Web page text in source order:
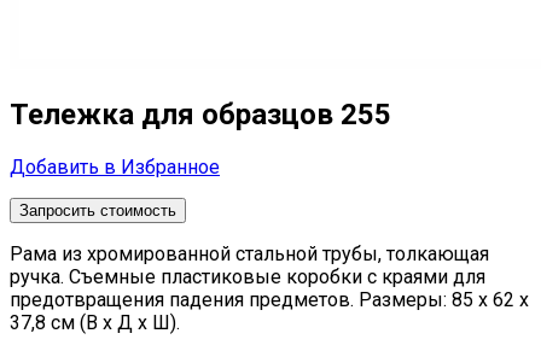
Тележка для образцов 255
Добавить в Избранное
Запросить стоимость
Рама из хромированной стальной трубы, толкающая
ручка. Съемные пластиковые коробки с краями для
предотвращения падения предметов. Размеры: 85 x 62 x
37,8 см (В x Д x Ш).